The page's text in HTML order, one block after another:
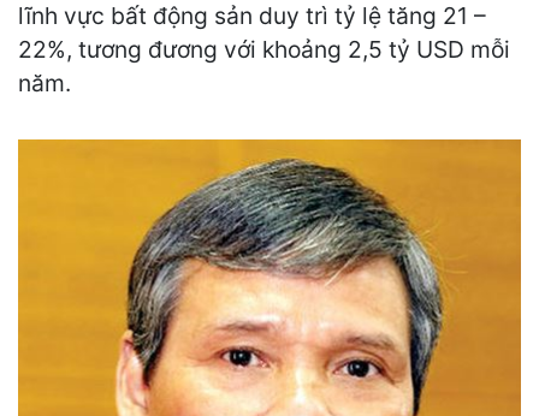
lĩnh vực bất động sản duy trì tỷ lệ tăng 21 –
22%, tương đương với khoảng 2,5 tỷ USD mỗi
năm.